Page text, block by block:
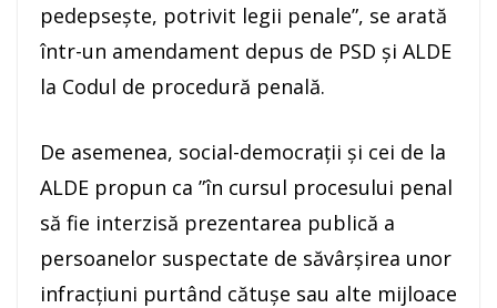
pedepsește, potrivit legii penale”, se arată
într-un amendament depus de PSD şi ALDE
la Codul de procedură penală.
De asemenea, social-democraţii şi cei de la
ALDE propun ca ”în cursul procesului penal
să fie interzisă prezentarea publică a
persoanelor suspectate de săvârșirea unor
infracțiuni purtând cătușe sau alte mijloace